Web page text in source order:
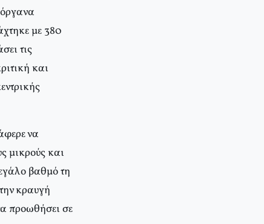
με 380
τις
και
να
μικρούς και
βαθμό τη
κραυγή
προωθήσει σε